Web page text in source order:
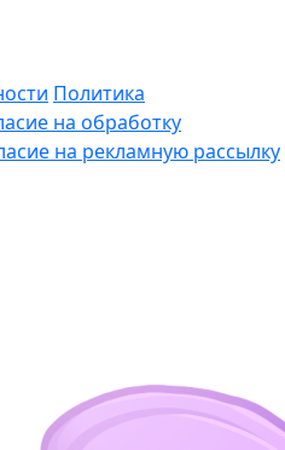
Политика
на обработку
на рекламную рассылку